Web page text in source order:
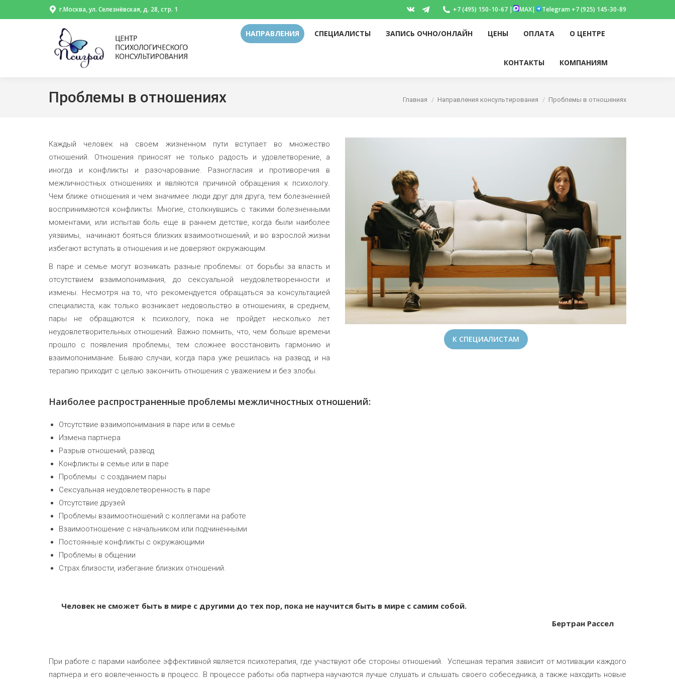
г.Москва, ул. Селезнёвская, д. 28, стр. 1
Вконтакте
Telegram
+7 (495) 150-10-67 | MAX| Telegram +7 (925) 145-30-89
НАПРАВЛЕНИЯ СПЕЦИАЛИСТЫ ЗАПИСЬ ОЧНО/ОНЛАЙН ЦЕНЫ ОПЛАТА О ЦЕНТРЕ
КОНТАКТЫ КОМПАНИЯМ
Проблемы в отношениях Вы здесь:
Главная Направления консультирования Проблемы в отношениях
Каждый человек на своем жизненном пути вступает во множество
отношений. Отношения приносят не только радость и удовлетворение, а
иногда и конфликты и разочарование. Разногласия и противоречия в
межличностных отношениях и являются причиной обращения к психологу.
Чем ближе отношения и чем значимее люди друг для друга, тем болезненней
воспринимаются конфликты. Многие, столкнувшись с такими болезненными
моментами, или испытав боль еще в раннем детстве, когда были наиболее
уязвимы, начинают бояться близких взаимоотношений, и во взрослой жизни
избегают вступать в отношения и не доверяют окружающим.
В паре и семье могут возникать разные проблемы: от борьбы за власть и
отсутствием взаимопонимания, до сексуальной неудовлетворенности и
измены. Несмотря на то, что рекомендуется обращаться за консультацией
специалиста, как только возникает недовольство в отношениях, в среднем,
пары не обращаются к психологу, пока не пройдет несколько лет
неудовлетворительных отношений. Важно помнить, что, чем больше времени
прошло с появления проблемы, тем сложнее восстановить гармонию и
взаимопонимание. Бываю случаи, когда пара уже решилась на развод, и на
терапию приходит с целью закончить отношения с уважением и без злобы.
К СПЕЦИАЛИСТАМ
Наиболее распространенные проблемы межличностных отношений:
Отсутствие взаимопонимания в паре или в семье
Измена партнера
Разрыв отношений, развод
Конфликты в семье или в паре
Проблемы с созданием пары
Сексуальная неудовлетворенность в паре
Отсутствие друзей
Проблемы взаимоотношений с коллегами на работе
Взаимоотношение с начальником или подчиненными
Постоянные конфликты с окружающими
Проблемы в общении
Страх близости, избегание близких отношений.
Человек не сможет быть в мире с другими до тех пор, пока не научится быть в мире с самим собой.
Бертран Рассел
При работе с парами наиболее эффективной является психотерапия, где участвуют обе стороны отношений. Успешная терапия зависит от мотивации каждого
партнера и его вовлеченность в процесс. В процессе работы оба партнера научаются лучше слушать и слышать своего собеседника, а также находить новые
ЗАПИСЬ ОЧНО/ОНЛАЙН ЦЕНЫ ОПЛАТА О ЦЕНТРЕ